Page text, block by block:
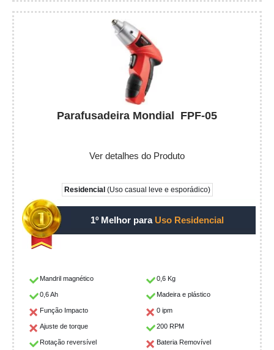
Parafusadeira Mondial FPF-05
Ver detalhes do Produto
Residencial(Uso casual leve e esporádico)
1º Melhor para Uso Residencial
Mandril magnético 0,6 Kg
0,6 Ah Madeira e plástico
Função Impacto 0 ipm
Ajuste de torque 200 RPM
Rotação reversível Bateria Removível